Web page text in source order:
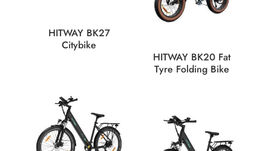
HITWAY BK27
Citybike
HITWAY BK20 Fat
Tyre Folding Bike